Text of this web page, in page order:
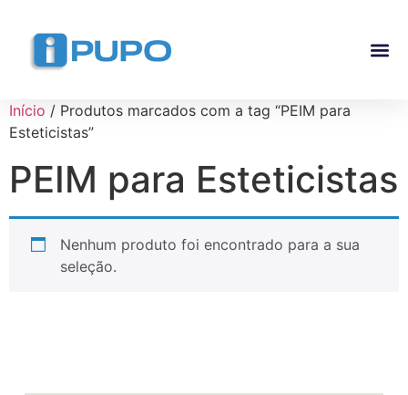
Início / Produtos marcados com a tag “PEIM para
Esteticistas”
PEIM para Esteticistas
Nenhum produto foi encontrado para a sua
seleção.